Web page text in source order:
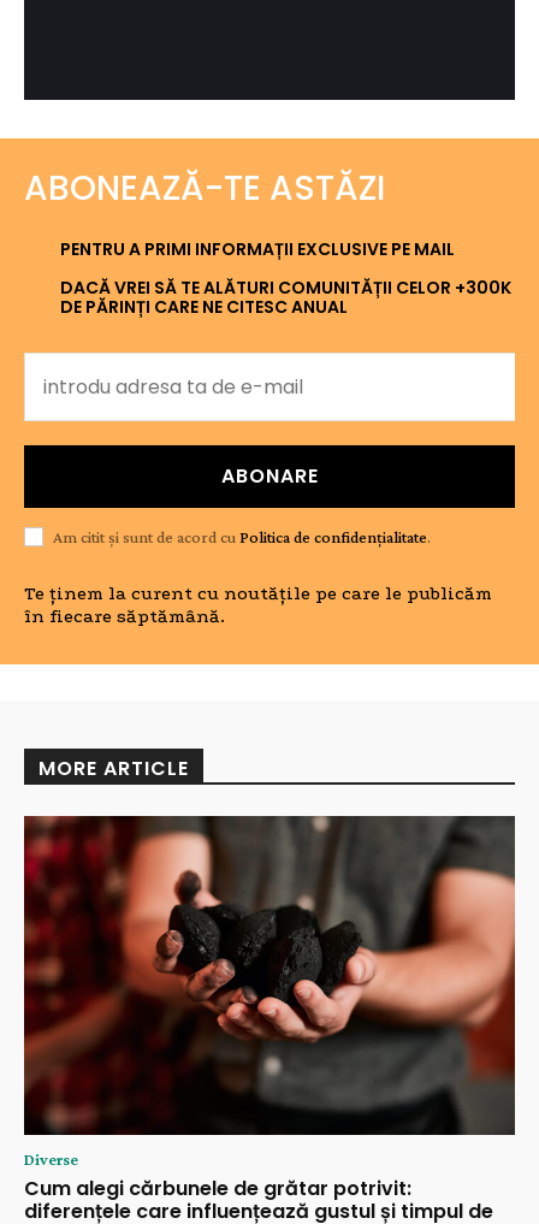
ABONEAZĂ-TE ASTĂZI
PENTRU A PRIMI INFORMAȚII EXCLUSIVE PE MAIL
DACĂ VREI SĂ TE ALĂTURI COMUNITĂȚII CELOR +300K
DE PĂRINȚI CARE NE CITESC ANUAL
ABONARE
Am citit și sunt de acord cu Politica de confidențialitate.
Te ținem la curent cu noutățile pe care le publicăm
în fiecare săptămână.
MORE ARTICLE
Diverse
Cum alegi cărbunele de grătar potrivit:
diferențele care influențează gustul și timpul de